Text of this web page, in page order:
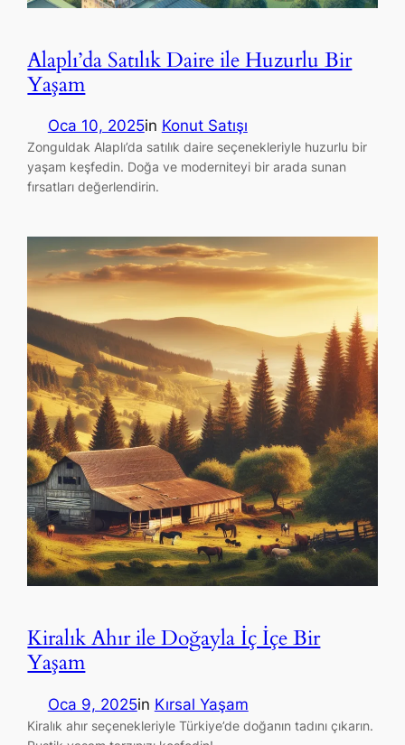
Alaplı’da Satılık Daire ile Huzurlu Bir
Yaşam
Oca 10, 2025in Konut Satışı
Zonguldak Alaplı’da satılık daire seçenekleriyle huzurlu bir
yaşam keşfedin. Doğa ve moderniteyi bir arada sunan
fırsatları değerlendirin.
Kiralık Ahır ile Doğayla İç İçe Bir
Yaşam
Oca 9, 2025in Kırsal Yaşam
Kiralık ahır seçenekleriyle Türkiye’de doğanın tadını çıkarın.